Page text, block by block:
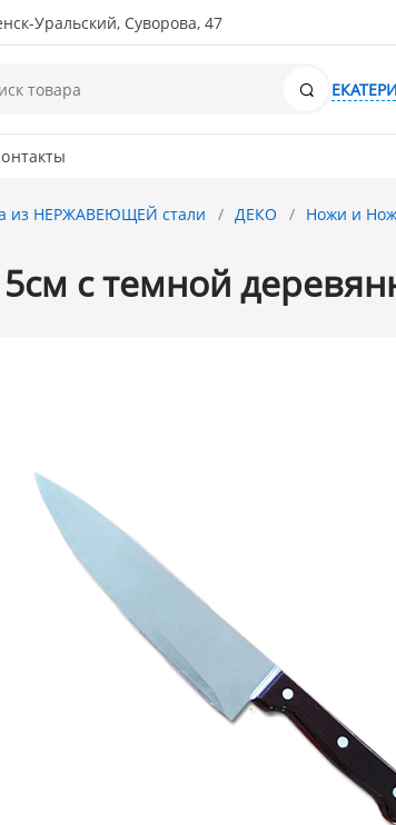
Уральский, Суворова, 47
Поиск
из НЕРЖАВЕЮЩЕЙ стали ДЕКО Ножи и
с темной